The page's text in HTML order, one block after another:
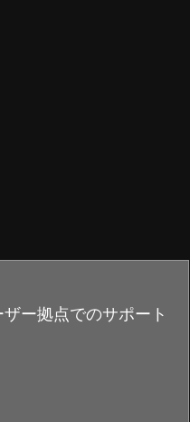
ー拠点でのサポート